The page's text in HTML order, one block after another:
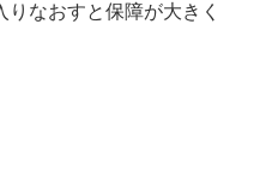
なおすと保障が大きく